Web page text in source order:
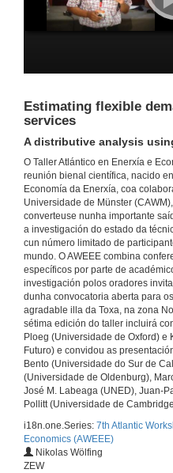
Estimating flexible
services
A distributive analysis
O Taller Atlántico en Enerxía e
reunión bienal científica, nacido
Economía da Enerxía, coa
Universidade de Münster
converteuse nunha importante
a investigación do estado da
cun número limitado de
mundo. O AWEEE combina
específicos por parte de
investigación polos oradores
dunha convocatoria aberta para
agradable illa da Toxa, na zona
sétima edición do taller incluirá
Ploeg (Universidade de Oxford) e
Futuro) e convidou as
Bento (Universidade do Sur de
(Universidade de Oldenburg),
José M. Labeaga (UNED), Juan-
Pollitt (Universidade de
i18n.one.Series: 7th Atlantic
Economics (AWEEE)
Nikolas Wölfing
ZEW
20 de
27 de
27 de
20 de
Nilkanth
27 de